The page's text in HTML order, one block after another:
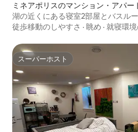
ミネアポリスのマンション・アパー
湖の近くにある寝室2部屋とバスル
（オフィス、ジム、Wi-Fi、パティ
徒歩移動のしやすさ · 眺め · 就寝環
スーパーホスト
スーパーホスト